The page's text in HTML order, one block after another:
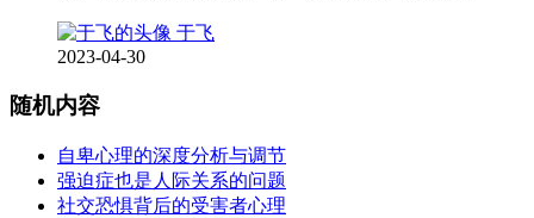
于飞
2023-04-30
随机内容
自卑心理的深度分析与调节
强迫症也是人际关系的问题
社交恐惧背后的受害者心理